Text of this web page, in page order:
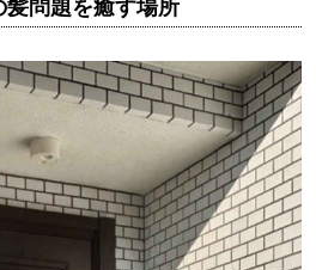
問題を癒す場所